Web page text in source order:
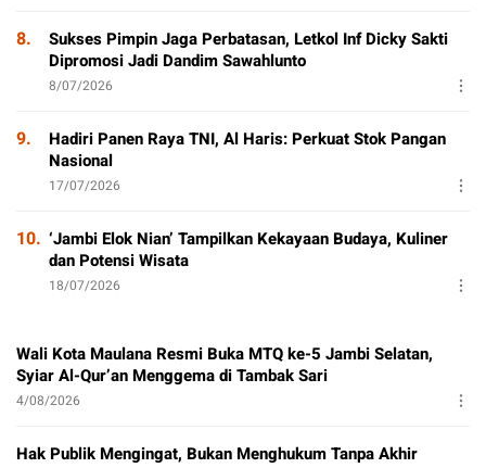
8.
Sukses Pimpin Jaga Perbatasan, Letkol Inf Dicky Sakti
Dipromosi Jadi Dandim Sawahlunto
8/07/2026
9.
Hadiri Panen Raya TNI, Al Haris: Perkuat Stok Pangan
Nasional
17/07/2026
10. ‘Jambi Elok Nian’ Tampilkan Kekayaan Budaya, Kuliner
dan Potensi Wisata
18/07/2026
Wali Kota Maulana Resmi Buka MTQ ke-5 Jambi Selatan,
Syiar Al-Qur’an Menggema di Tambak Sari
4/08/2026
Hak Publik Mengingat, Bukan Menghukum Tanpa Akhir